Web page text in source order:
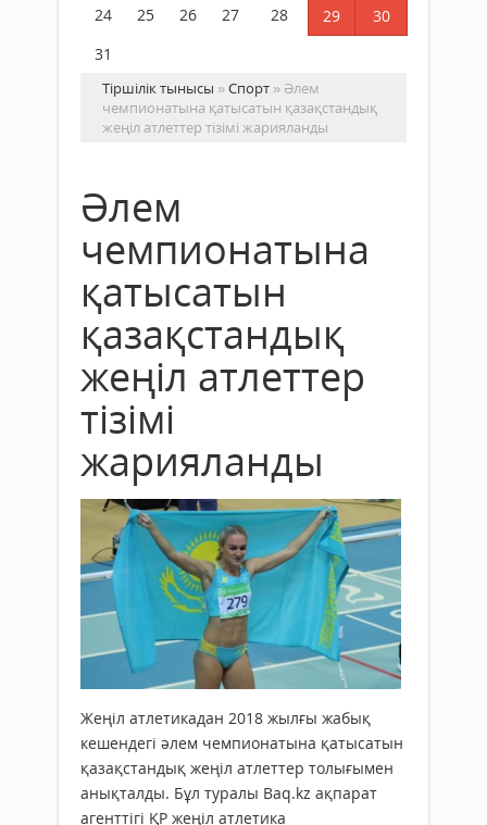
24
25 26 27 28 29
30
31
Тіршілік тынысы »Спорт » Әлем
чемпионатына қатысатын қазақстандық
жеңіл атлеттер тізімі жарияланды
Әлем
чемпионатына
қатысатын
қазақстандық
жеңіл атлеттер
тізімі
жарияланды
Жеңіл атлетикадан 2018 жылғы жабық
кешендегі әлем чемпионатына қатысатын
қазақстандық жеңіл атлеттер толығымен
анықталды. Бұл туралы Baq.kz ақпарат
агенттігі ҚР жеңіл атлетика